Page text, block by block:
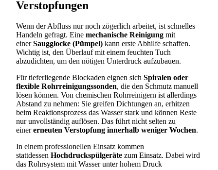
Verstopfungen
Wenn der Abfluss nur noch zögerlich arbeitet, ist schnelles
Handeln gefragt. Eine mechanische Reinigung mit
einerSaugglocke (Pümpel) kann erste Abhilfe schaffen.
Wichtig ist, den Überlauf mit einem feuchten Tuch
abzudichten, um den nötigen Unterdruck aufzubauen.
Für tieferliegende Blockaden eignen sich Spiralen oder
flexible Rohrreinigungssonden, die den Schmutz manuell
lösen können. Von chemischen Rohrreinigern ist allerdings
Abstand zu nehmen: Sie greifen Dichtungen an, erhitzen
beim Reaktionsprozess das Wasser stark und können Reste
nur unvollständig auflösen. Das führt nicht selten zu
einererneuten Verstopfung innerhalb weniger Wochen.
In einem professionellen Einsatz kommen
stattdessen Hochdruckspülgeräte zum Einsatz. Dabei wird
das Rohrsystem mit Wasser unter hohem Druck